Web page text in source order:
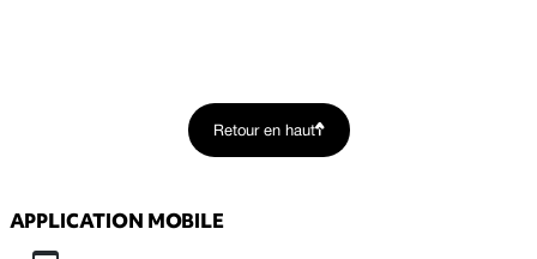
Retour en haut
APPLICATION MOBILE